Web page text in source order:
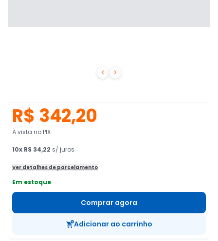
 
R$ 342,20
À vista no PIX
10x R$ 34,22 s/ juros
Ver detalhes de parcelamento
Em estoque
Comprar agora
Adicionar ao carrinho